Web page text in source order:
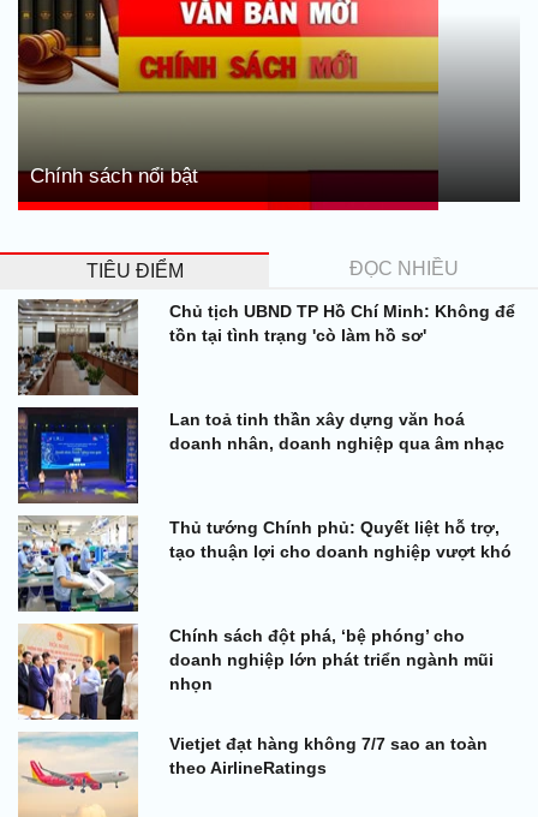
Chính sách nổi bật
TIÊU ĐIỂM ĐỌC NHIỀU
Chủ tịch UBND TP Hồ Chí Minh: Không để
tồn tại tình trạng 'cò làm hồ sơ'
Lan toả tinh thần xây dựng văn hoá
doanh nhân, doanh nghiệp qua âm nhạc
Thủ tướng Chính phủ: Quyết liệt hỗ trợ,
tạo thuận lợi cho doanh nghiệp vượt khó
Chính sách đột phá, ‘bệ phóng’ cho
doanh nghiệp lớn phát triển ngành mũi
nhọn
Vietjet đạt hàng không 7/7 sao an toàn
theo AirlineRatings